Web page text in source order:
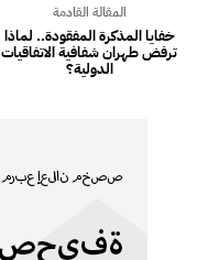
المقالة القادمة
خفايا المذكرة المفقودة.. لماذا
ترفض طهران شفافية الاتفاقيات
الدولية؟